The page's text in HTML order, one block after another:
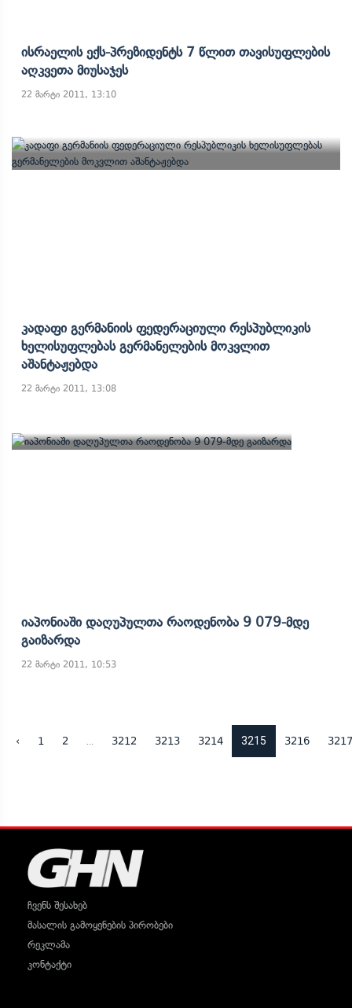
Ისრაელის Ექს-Პრეზიდენტს 7 Წლით Თავისუფლების
Აღკვეთა Მიუსაჯეს
22 მარტი 2011, 13:10
Კადაფი Გერმანიის Ფედერაციული Რესპუბლიკის
Ხელისუფლებას Გერმანელების Მოკვლით
Აშანტაჟებდა
22 მარტი 2011, 13:08
Იაპონიაში Დაღუპულთა Რაოდენობა 9 079-Მდე
Გაიზარდა
22 მარტი 2011, 10:53
‹ 1 2 3212 3213 3214 3215 3216 3217
ჩვენს შესახებ
მასალის გამოყენების პირობები
რეკლამა
კონტაქტი